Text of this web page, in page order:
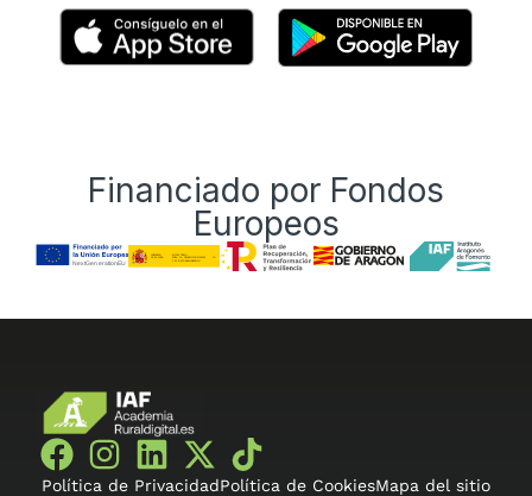
Financiado por Fondos
Europeos
Política de PrivacidadPolítica de CookiesMapa del sitio